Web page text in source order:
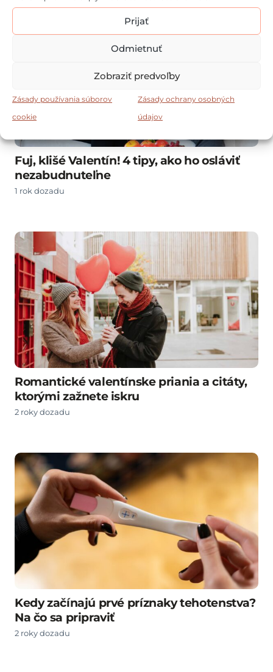
Prijať
Odmietnuť
Zobraziť predvoľby
Zásady používania súborov
cookie
Zásady ochrany osobných
údajov
Fuj, klišé Valentín! 4 tipy, ako ho osláviť
nezabudnuteľne
1 rok dozadu
Romantické valentínske priania a citáty,
ktorými zažnete iskru
2 roky dozadu
Kedy začínajú prvé príznaky tehotenstva?
Na čo sa pripraviť
2 roky dozadu